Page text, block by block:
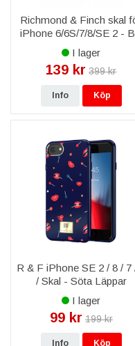
Richmond & Finch skal
iPhone 6/6S/7/8/SE 2 -
Jeans
I lager
139 kr 399 kr
Info Köp
R & F iPhone SE 2 / 8 / 7
/ Skal - Söta Läppar
I lager
99 kr 199 kr
Info Köp